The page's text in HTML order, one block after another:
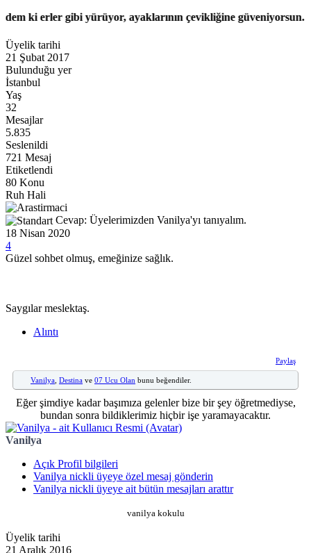
gibi yürüyor, ayaklarının çevikliğine güveniyorsun. Bunun
Üyelik tarihi
21 Şubat 2017
Bulunduğu yer
İstanbul
Yaş
32
Mesajlar
5.835
Seslenildi
721 Mesaj
Etiketlendi
80 Konu
Ruh Hali
Cevap: Üyelerimizden Vanilya'yı tanıyalım.
18 Nisan 2020
4
Güzel sohbet olmuş, emeğinize sağlık.
Saygılar meslektaş.
Alıntı
Paylaş
Vanilya Destina ve 07 Ucu Olan bunu beğendiler.
Eğer şimdiye kadar başımıza gelenler bize bir şey öğretmediyse,
bundan sonra bildiklerimiz hiçbir işe yaramayacaktır.
Vanilya
Açık Profil bilgileri
Vanilya nickli üyeye özel mesaj gönderin
Vanilya nickli üyeye ait bütün mesajları arattır
vanilya kokulu
Üyelik tarihi
21 Aralık 2016